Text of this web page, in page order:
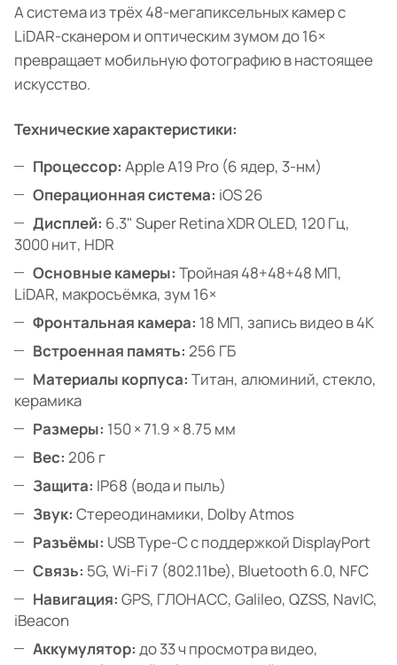
А система из трёх 48-мегапиксельных камер с
LiDAR-сканером и оптическим зумом до 16×
превращает мобильную фотографию в настоящее
искусство.
Технические характеристики:
Процессор: Apple A19 Pro (6 ядер, 3-нм)
Операционная система: iOS 26
Дисплей: 6.3" Super Retina XDR OLED, 120 Гц,
3000 нит, HDR
Основные камеры: Тройная 48+48+48 МП,
LiDAR, макросъёмка, зум 16×
Фронтальная камера: 18 МП, запись видео в 4K
Встроенная память: 256 ГБ
Материалы корпуса: Титан, алюминий, стекло,
керамика
Размеры: 150 × 71.9 × 8.75 мм
Вес: 206 г
Защита: IP68 (вода и пыль)
Звук: Стереодинамики, Dolby Atmos
Разъёмы: USB Type-C с поддержкой DisplayPort
Связь: 5G, Wi-Fi 7 (802.11be), Bluetooth 6.0, NFC
Навигация: GPS, ГЛОНАСС, Galileo, QZSS, NavIC,
iBeacon
Аккумулятор: до 33 ч просмотра видео,